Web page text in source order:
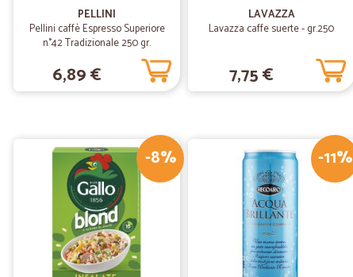
PELLINI
Pellini caffè Espresso Superiore
n°42 Tradizionale 250 gr.
6,89 €
LAVAZZA
Lavazza caffe suerte - gr.250
7,75 €
-8% -11%